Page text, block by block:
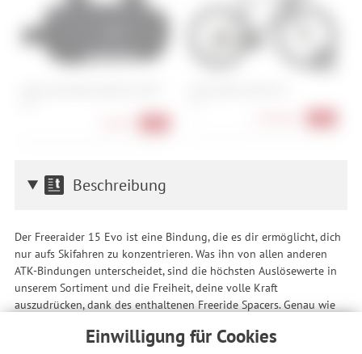
Einwilligung für Cookies
Beschreibung
Der Freeraider 15 Evo ist eine Bindung, die es dir ermöglicht, dich
nur aufs Skifahren zu konzentrieren. Was ihn von allen anderen
ATK-Bindungen unterscheidet, sind die höchsten Auslösewerte in
unserem Sortiment und die Freiheit, deine volle Kraft
auszudrücken, dank des enthaltenen Freeride Spacers. Genau wie
Auslösewert des Vorderbackens, der ihn von allen anderen Pin-